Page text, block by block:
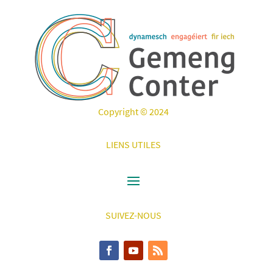
Copyright © 2024
LIENS UTILES
SUIVEZ-NOUS